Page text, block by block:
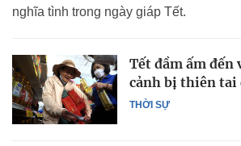
nghĩa tình trong ngày giáp Tết.
THỜI SỰ
Tết đầm ấm đến
cảnh bị thiên tai